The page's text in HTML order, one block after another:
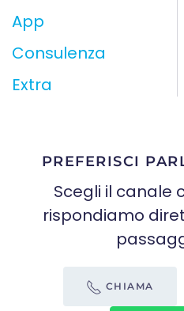
App
Consulenza
Extra
PREFERISCI
Scegli il canale
rispondiamo
CHIAMA